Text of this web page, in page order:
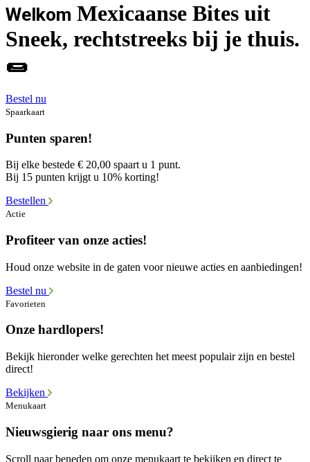
Welkom Mexicaanse Bites uit
Sneek, rechtstreeks bij je thuis.
🌯
Bestel nu
Spaarkaart
Punten sparen!
Bij elke bestede € 20,00 spaart u 1 punt.
Bij 15 punten krijgt u 10% korting!
Bestellen
Actie
Profiteer van onze acties!
Houd onze website in de gaten voor nieuwe acties en aanbiedingen!
Bestel nu
Favorieten
Onze hardlopers!
Bekijk hieronder welke gerechten het meest populair zijn en bestel
direct!
Bekijken
Menukaart
Nieuwsgierig naar ons menu?
Scroll naar beneden om onze menukaart te bekijken en direct te